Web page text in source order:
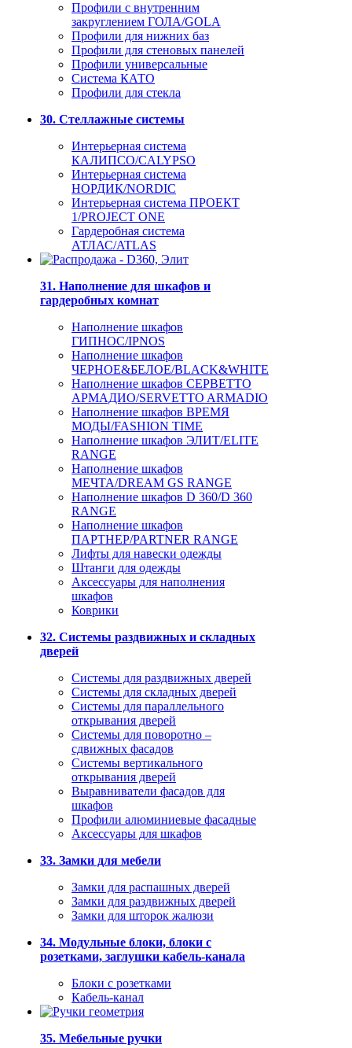
Профили с внутренним
закруглением ГОЛА/GOLA
Профили для нижних баз
Профили для стеновых панелей
Профили универсальные
Система КАТО
Профили для стекла
30. Стеллажные системы
Интерьерная система
КАЛИПСО/CALYPSO
Интерьерная система
НОРДИК/NORDIC
Интерьерная система ПРОЕКТ
1/PROJECT ONE
Гардеробная система
АТЛАС/ATLAS
31. Наполнение для шкафов и
гардеробных комнат
Наполнение шкафов
ГИПНОС/IPNOS
Наполнение шкафов
ЧЕРНОЕ&БЕЛОЕ/BLACK&WHITE
Наполнение шкафов СЕРВЕТТО
АРМАДИО/SERVETTO ARMADIO
Наполнение шкафов ВРЕМЯ
МОДЫ/FASHION TIME
Наполнение шкафов ЭЛИТ/ELITE
RANGE
Наполнение шкафов
МЕЧТА/DREAM GS RANGE
Наполнение шкафов D 360/D 360
RANGE
Наполнение шкафов
ПАРТНЕР/PARTNER RANGE
Лифты для навески одежды
Штанги для одежды
Аксессуары для наполнения
шкафов
Коврики
32. Системы раздвижных и складных
дверей
Системы для раздвижных дверей
Системы для складных дверей
Системы для параллельного
открывания дверей
Системы для поворотно –
сдвижных фасадов
Системы вертикального
открывания дверей
Выравниватели фасадов для
шкафов
Профили алюминиевые фасадные
Аксессуары для шкафов
33. Замки для мебели
Замки для распашных дверей
Замки для раздвижных дверей
Замки для шторок жалюзи
34. Модульные блоки, блоки с
розетками, заглушки кабель-канала
Блоки с розетками
Кабель-канал
35. Мебельные ручки